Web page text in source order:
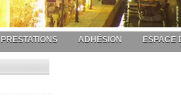
PRESTATIONS ADHÉSION ESPACE